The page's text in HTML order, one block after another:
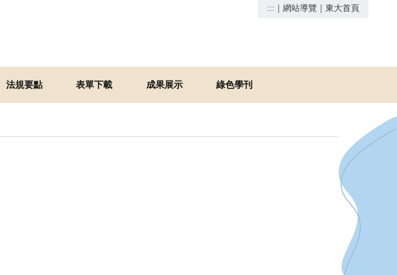
::: ｜ 網站導覽 ｜ 東大首頁
法規要點 表單下載 成果展示 綠色學刊